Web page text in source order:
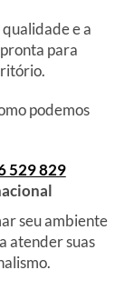
e a
para
podemos
529 829
seu ambiente
atender suas